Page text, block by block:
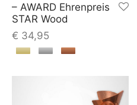
– AWARD Ehrenpreis
STAR Wood
€ 34,95